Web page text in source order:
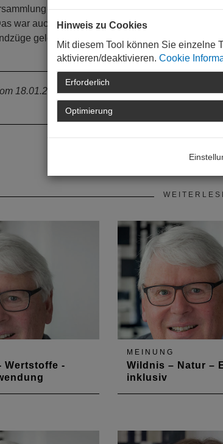
kommt zentrale Bedeutung zu. Das
war auch im November 2017 so. Die
gelebten Kammerrechts präsentiert.
18.01.2018
Wertstoffe -
MEINUNG
Wildnis – Natur –
inklusiv
Januarausgabe des
Hinweis zu Cookies
Mit diesem Tool können Sie einzelne
aktivieren/deaktivieren. Cookie
Erforderlich
Optimierung